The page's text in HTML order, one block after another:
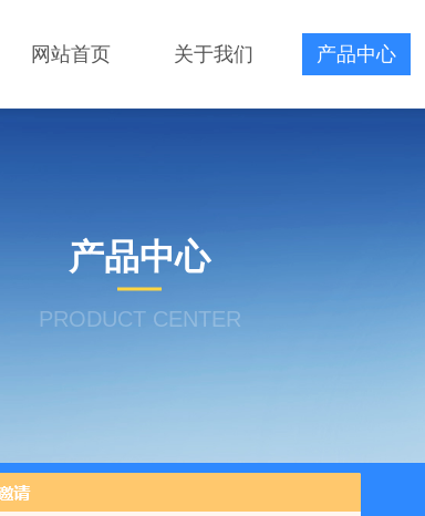
网站首页 关于我们 产品中心
产品中心
PRODUCT CENTER
LDS-1G上海青浦绿洲粮食谷物水分测定仪 叶拓